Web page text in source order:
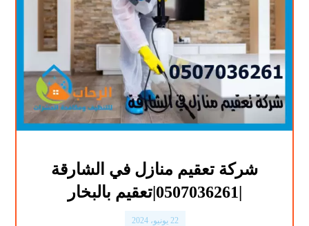
شركة تعقيم منازل في الشارقة
22 يونيو، 2024